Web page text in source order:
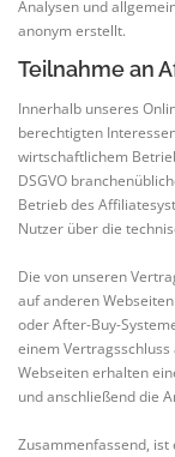
Analysen und
anonym erstellt.
Teilnahme an
Innerhalb unseres
berechtigten
wirtschaftlichem
DSGVO
Betrieb des
Nutzer über die
Die von unseren
auf anderen
oder After-Buy-
einem
Webseiten erhalten
und anschließend die
Zusammenfassend,